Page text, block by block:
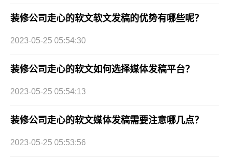
装修公司走心的软文软文发稿的优势有哪些呢？
2023-05-25 05:54:30
装修公司走心的软文如何选择媒体发稿平台？
2023-05-25 05:54:13
装修公司走心的软文媒体发稿需要注意哪几点？
2023-05-25 05:53:56